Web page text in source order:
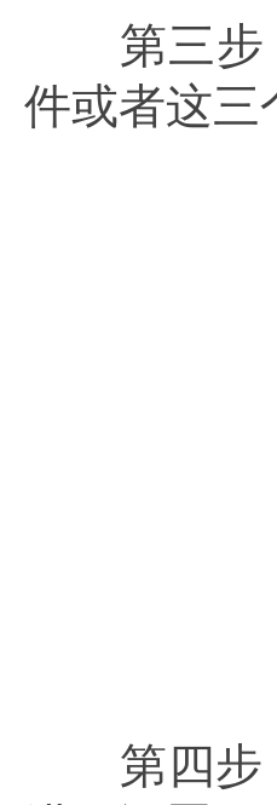
第三步：
件或者这三
第四步：